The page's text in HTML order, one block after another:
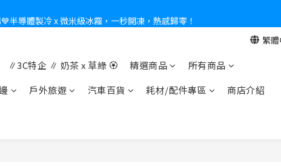
$100購物金✨再享消費回饋無極限
半導體製冷 x 微米級冰霧，一秒開凍，熱感歸零！
繁
∥3C特企 ∥ 奶茶 x 草綠 🏵 精選商品
所有商品
戶外旅遊 汽車百貨 耗材/配件專區
商店介紹